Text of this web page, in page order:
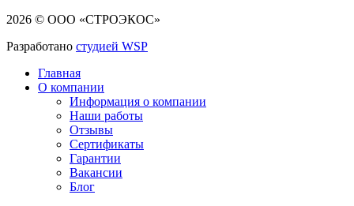
2026 © ООО «СТРОЭКОС»
Разработано студией WSP
Главная
О компании
Информация о компании
Наши работы
Отзывы
Сертификаты
Гарантии
Вакансии
Блог